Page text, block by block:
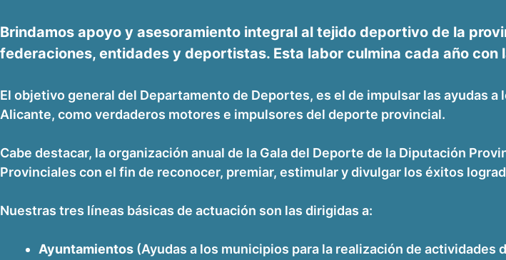
Brindamos apoyo y asesoramiento integral al tejido deportivo de la
federaciones, entidades y deportistas. Esta labor culmina cada año con
El objetivo general del Departamento de Deportes, es el de impulsar las ayudas
Alicante, como verdaderos motores e impulsores del deporte provincial.
Cabe destacar, la organización anual de la Gala del Deporte de la Diputación
Provinciales con el fin de reconocer, premiar, estimular y divulgar los éxitos
Nuestras tres líneas básicas de actuación son las dirigidas a:
Ayuntamientos (Ayudas a los municipios para la realización de